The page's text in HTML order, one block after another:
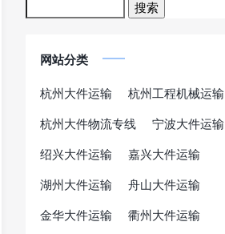
网站分类
杭州大件运输
杭州工程机械运输
杭州大件物流专线
宁波大件运输
绍兴大件运输
嘉兴大件运输
湖州大件运输
舟山大件运输
金华大件运输
衢州大件运输